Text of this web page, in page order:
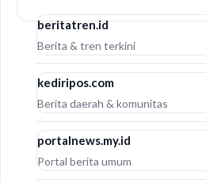
beritatren.id
Berita & tren terkini
kediripos.com
Berita daerah & komunitas
portalnews.my.id
Portal berita umum